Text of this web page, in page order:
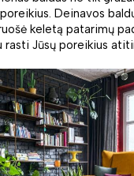
Deinavos
keletą patarimų
rasti Jūsų poreikius